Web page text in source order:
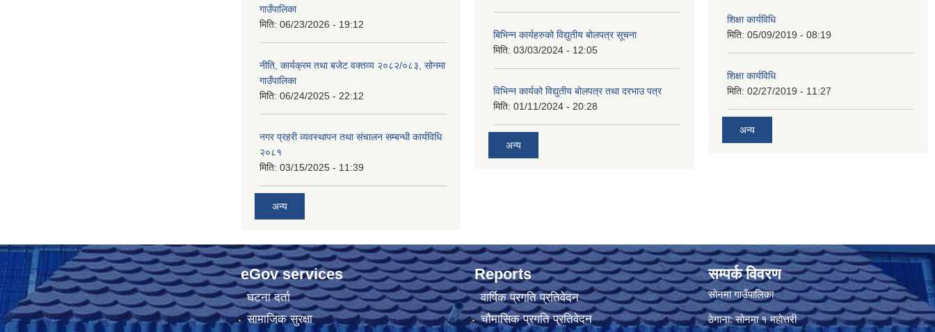
गाउँपालिका
मिति: 06/23/2026 - 19:12
नीति, कार्यक्रम तथा बजेट वक्तव्य २०८२/०८३, सोनमा
गाउँपालिका
मिति: 06/24/2025 - 22:12
नगर प्रहरी व्यवस्थापन तथा संचालन सम्बन्धी कार्यविधि
२०८१
मिति: 03/15/2025 - 11:39
अन्य
बिभिन्न कार्यहरुको विद्युतीय बोलपत्र सूचना
मिति: 03/03/2024 - 12:05
विभिन्न कार्यको विद्युतीय बोलपत्र तथा दरभाउ पत्र
मिति: 01/11/2024 - 20:28
अन्य
शिक्षा कार्यविधि
मिति: 05/09/2019 - 08:19
शिक्षा कार्यविधि
मिति: 02/27/2019 - 11:27
अन्य
eGov services
घटना दर्ता
सामाजिक सुरक्षा
Reports
वार्षिक प्रगति प्रतिवेदन
चौमासिक प्रगति प्रतिवेदन
सम्पर्क विवरण
सोनमा गाउँपालिका
ठेगाना: सोनमा १ महोत्तरी